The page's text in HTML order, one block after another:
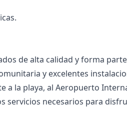
de alta calidad y forma
y excelentes
a la playa, al Aeropuerto
necesarios para